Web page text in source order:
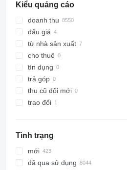
Kiểu quảng cáo
doanh thu
đấu giá
từ nhà sản xuất
cho thuê
tín dụng
trả góp
thu cũ đổi mới
trao đổi
Tình trạng
mới
đã qua sử dụng